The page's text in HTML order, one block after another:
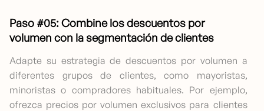
Paso #05: Combine los descuentos por
volumen con la segmentación de clientes
Adapte su estrategia de descuentos por volumen a
diferentes grupos de clientes, como mayoristas,
minoristas o compradores habituales. Por ejemplo,
ofrezca precios por volumen exclusivos para clientes